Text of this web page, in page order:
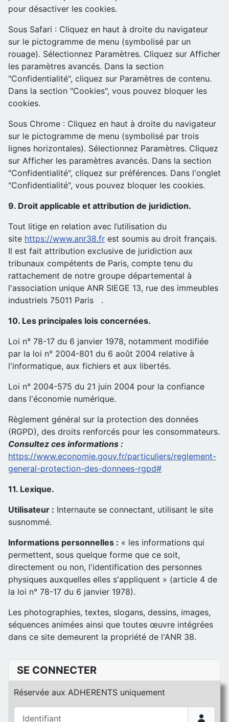
pour désactiver les cookies.
Sous Safari : Cliquez en haut à droite du navigateur
sur le pictogramme de menu (symbolisé par un
rouage). Sélectionnez Paramètres. Cliquez sur Afficher
les paramètres avancés. Dans la section
"Confidentialité", cliquez sur Paramètres de contenu.
Dans la section "Cookies", vous pouvez bloquer les
cookies.
Sous Chrome : Cliquez en haut à droite du navigateur
sur le pictogramme de menu (symbolisé par trois
lignes horizontales). Sélectionnez Paramètres. Cliquez
sur Afficher les paramètres avancés. Dans la section
"Confidentialité", cliquez sur préférences. Dans l'onglet
"Confidentialité", vous pouvez bloquer les cookies.
9. Droit applicable et attribution de juridiction.
Tout litige en relation avec l’utilisation du
site https://www.anr38.fr est soumis au droit français.
Il est fait attribution exclusive de juridiction aux
tribunaux compétents de Paris, compte tenu du
rattachement de notre groupe départemental à
l'association unique ANR SIEGE 13, rue des immeubles
industriels 75011 Paris .
10. Les principales lois concernées.
Loi n° 78-17 du 6 janvier 1978, notamment modifiée
par la loi n° 2004-801 du 6 août 2004 relative à
l'informatique, aux fichiers et aux libertés.
Loi n° 2004-575 du 21 juin 2004 pour la confiance
dans l'économie numérique.
Règlement général sur la protection des données
(RGPD), des droits renforcés pour les consommateurs.
Consultez ces informations :
https://www.economie.gouv.fr/particuliers/reglement-
general-protection-des-donnees-rgpd#
11. Lexique.
Utilisateur : Internaute se connectant, utilisant le site
susnommé.
Informations personnelles : « les informations qui
permettent, sous quelque forme que ce soit,
directement ou non, l'identification des personnes
physiques auxquelles elles s'appliquent » (article 4 de
la loi n° 78-17 du 6 janvier 1978).
Les photographies, textes, slogans, dessins, images,
séquences animées ainsi que toutes œuvre intégrées
dans ce site demeurent la propriété de l'ANR 38.
SE CONNECTER
Réservée aux ADHERENTS uniquement